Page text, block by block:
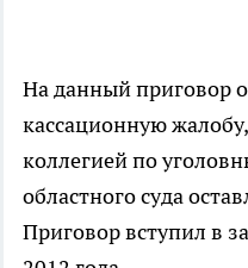
На данный приговор
кассационную
коллегией по
областного суда
Приговор вступил в